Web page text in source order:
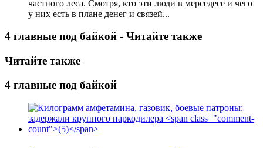
частного леса. Смотря, кто эти люди в мерседесе и чего
у них есть в плане денег и связей...
4 главные под байкой - Читайте также
Читайте также
4 главные под байкой